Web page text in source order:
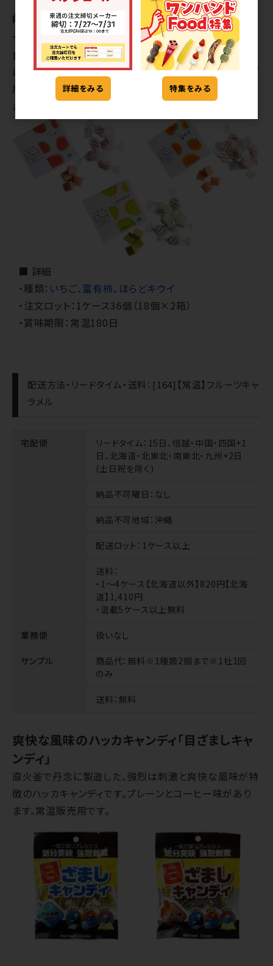
岐阜のフルーツを使った3種類の「フルーツキ
ャラメル」
食べ始めからやわらかく、なめらかな口どけのキャラメル
は、岐阜県産のいちご・富有柿・ほらどキウイの3種類をご
用意しています。可愛いパッケージ入りでプチギフトにも
おすすめです。常温販売用です。
■ 詳細
・種類： いちご、富有柿、 ほらどキウイ
・注文ロット：1ケース36個（18個×2箱）
・賞味期限：常温180日
配送方法・リードタイム・送料：[164]【常温】フルーツキャ
ラメル
宅配便 リードタイム：15日、信越・中国・四国+1
日、北海道・北東北・南東北・九州+2日
(土日祝を除く)
納品不可曜日 ：なし
納品不可地域 ：沖縄
配送ロット ：1ケース以上
送料：
・1～4ケース【北海道以外】820円【北海
道】1,410円
・混載5ケース以上無料
業務便 扱いなし
サンプル 商品代：無料※1種類2個まで※1社1回
のみ
送料：無料
爽快な風味のハッカキャンディ「目ざましキャ
ンディ」
直火釜で丹念に製造した、強烈は刺激と爽快な風味が特
徴のハッカキャンディです。プレーンとコーヒー味があり
ます。常温販売用です。
詳細をみる 特集をみる